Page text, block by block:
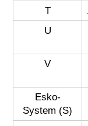
T
U
V
Esko-
System (S)